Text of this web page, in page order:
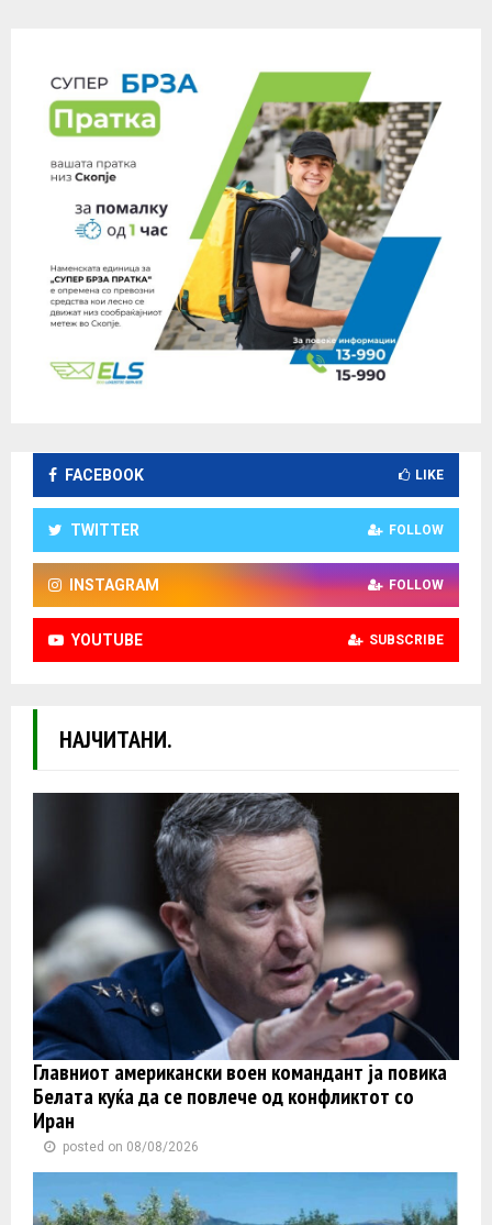
FACEBOOK LIKE
TWITTER FOLLOW
INSTAGRAM FOLLOW
YOUTUBE SUBSCRIBE
НАЈЧИТАНИ.
Главниот американски воен командант ја повика
Белата куќа да се повлече од конфликтот со
Иран
posted on 08/08/2026